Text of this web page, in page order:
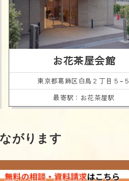
お花茶屋会館
東京都葛飾区 白鳥２丁目５−５
最寄駅：お花茶屋駅
がります